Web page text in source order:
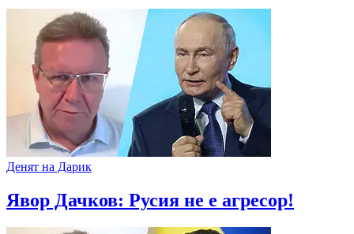
Денят на Дарик
Явор Дачков: Русия не е агресор!